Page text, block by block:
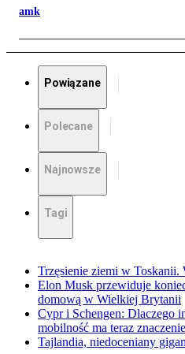
amk
Powiązane
Polecane
Najnowsze
Tagi
Trzęsienie ziemi w
Elon Musk przewiduje
domową w Wielkiej Brytanii
Cypr i Schengen: Dlaczego
mobilność ma teraz znaczenie
Tajlandia, niedoceniany